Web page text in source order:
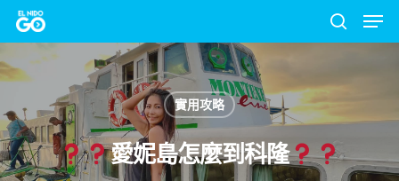
Skip
to
main
search
實用攻略
愛妮島怎麼到科隆